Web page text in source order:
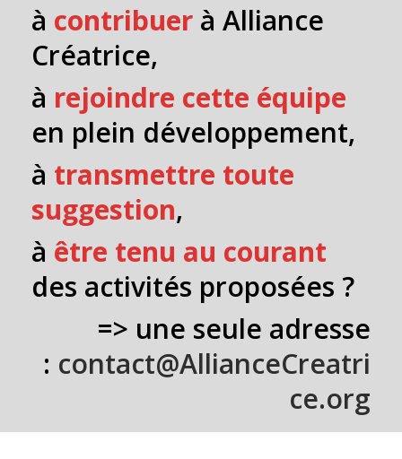
à contribuer à Alliance
Créatrice,
à rejoindre cette équipe
en plein développement,
à transmettre toute
suggestion,
à être tenu au courant
des activités proposées ?
=> une seule adresse
: contact@AllianceCreatri
ce.org